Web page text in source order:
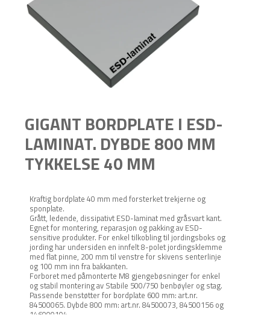
GIGANT BORDPLATE I ESD-
LAMINAT. DYBDE 800 MM
TYKKELSE 40 MM
Kraftig bordplate 40 mm med forsterket trekjerne og
sponplate.
Grått, ledende, dissipativt ESD-laminat med gråsvart kant.
Egnet for montering, reparasjon og pakking av ESD-
sensitive produkter. For enkel tilkobling til jordingsboks og
jording har undersiden en innfelt 8-polet jordingsklemme
med flat pinne, 200 mm til venstre for skivens senterlinje
og 100 mm inn fra bakkanten.
Forboret med påmonterte M8 gjengebøsninger for enkel
og stabil montering av Stabile 500/750 benbøyler og stag.
Passende benstøtter for bordplate 600 mm: art.nr.
84500065. Dybde 800 mm: art.nr. 84500073, 84500156 og
146000104.